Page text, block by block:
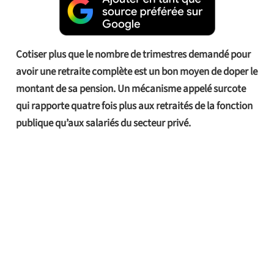
Cotiser plus que le nombre de trimestres demandé pour
avoir une retraite complète est un bon moyen de doper le
montant de sa pension. Un mécanisme appelé surcote
qui rapporte quatre fois plus aux retraités de la fonction
publique qu’aux salariés du secteur privé.